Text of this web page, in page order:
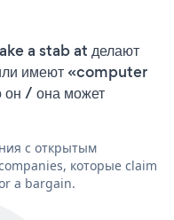
a stab at делают
имеют «computer
он / она может
с открытым
которые claim
a bargain.